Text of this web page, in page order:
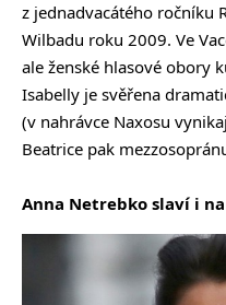
z jednadvacátého ročníku
Wilbadu roku 2009. Ve
ale ženské hlasové obory
Isabelly je svěřena
(v nahrávce Naxosu
Beatrice pak
Anna Netrebko slaví i